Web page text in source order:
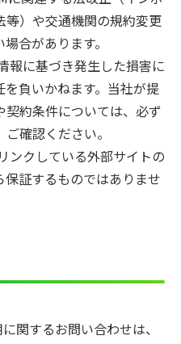
）や交通機関の規約変更
合があります。
報に基づき発生した損害に
負いかねます。当社が提
約条件については、必ず
確認ください。
ンクしている外部サイトの
証するものではありませ
関するお問い合わせは、